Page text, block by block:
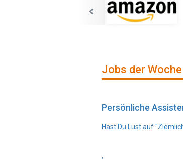
Jobs der
Persönliche
Hast Du Lust auf
,